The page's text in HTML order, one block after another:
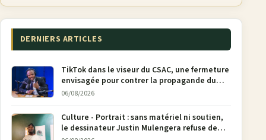
DERNIERS ARTICLES
TikTok dans le viseur du CSAC, une fermeture
envisagée pour contrer la propagande du
M23
06/08/2026
Culture - Portrait : sans matériel ni soutien,
le dessinateur Justin Mulengera refuse de